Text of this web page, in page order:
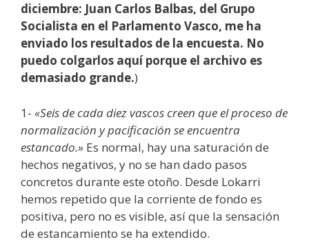
diciembre: Juan Carlos Balbas, del Grupo
Socialista en el Parlamento Vasco, me ha
enviado los resultados de la encuesta. No
puedo colgarlos aquí porque el archivo es
demasiado grande.)
1- «Seis de cada diez vascos creen que el proceso de
normalización y pacificación se encuentra
estancado.» Es normal, hay una saturación de
hechos negativos, y no se han dado pasos
concretos durante este otoño. Desde Lokarri
hemos repetido que la corriente de fondo es
positiva, pero no es visible, así que la sensación
de estancamiento se ha extendido.